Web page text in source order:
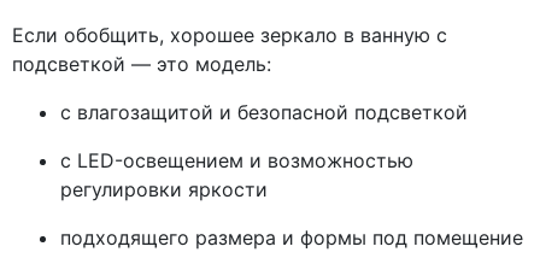
Если обобщить, хорошее зеркало в ванную с
подсветкой — это модель:
с влагозащитой и безопасной подсветкой
с LED-освещением и возможностью
регулировки яркости
подходящего размера и формы под помещение